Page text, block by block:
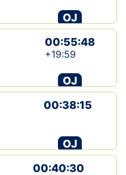
OJ
00:55:48
+19:59
OJ
00:38:15
OJ
00:40:30